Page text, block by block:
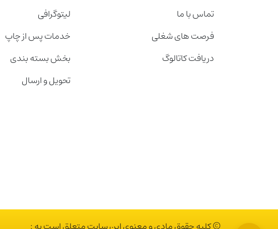
تماس با ما
فرصت های شغلی
دریافت کاتالوگ
لیتوگرافی
خدمات پس از چاپ
بخش بسته بندی
تحویل و ارسال